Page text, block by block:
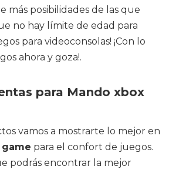
más posibilidades de las que
no hay límite de edad para
para videoconsolas! ¡Con lo
ahora y goza!.
para Mando xbox
vamos a mostrarte lo mejor en
para el confort de juegos.
podrás encontrar la mejor